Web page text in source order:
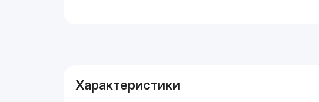
Характеристики